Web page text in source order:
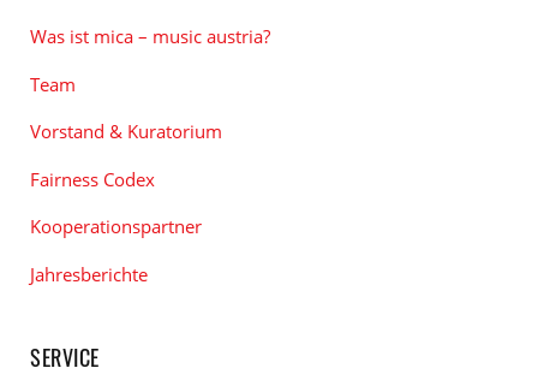
Was ist mica – music austria?
Team
Vorstand & Kuratorium
Fairness Codex
Kooperationspartner
Jahresberichte
SERVICE